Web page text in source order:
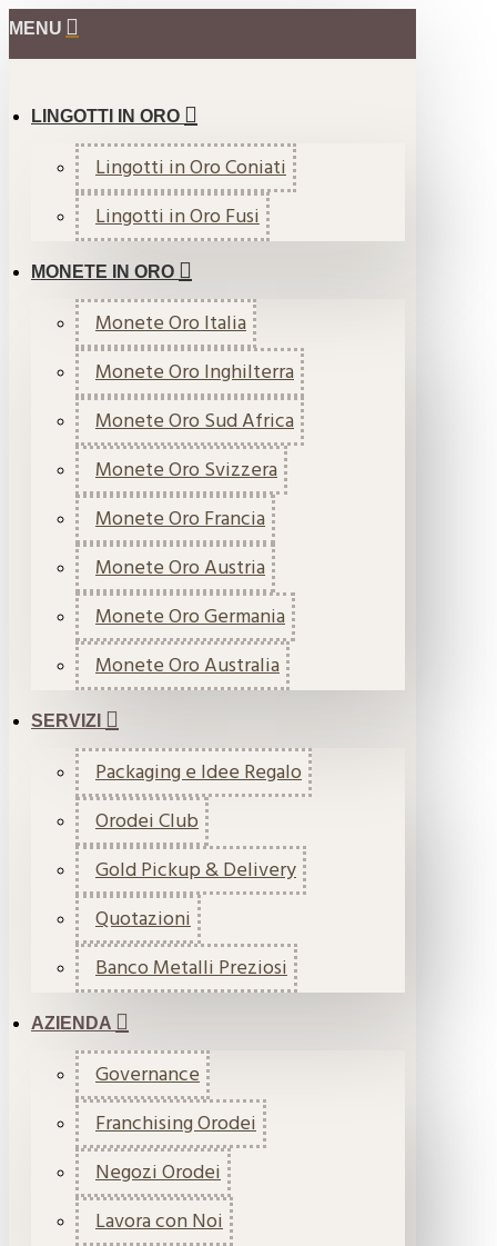
MENU
LINGOTTI IN ORO
Lingotti in Oro Coniati
Lingotti in Oro Fusi
MONETE IN ORO
Monete Oro Italia
Monete Oro Inghilterra
Monete Oro Sud Africa
Monete Oro Svizzera
Monete Oro Francia
Monete Oro Austria
Monete Oro Germania
Monete Oro Australia
SERVIZI
Packaging e Idee Regalo
Orodei Club
Gold Pickup & Delivery
Quotazioni
Banco Metalli Preziosi
AZIENDA
Governance
Franchising Orodei
Negozi Orodei
Lavora con Noi